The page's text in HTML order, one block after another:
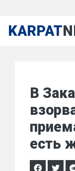
KARPAT
В
есть